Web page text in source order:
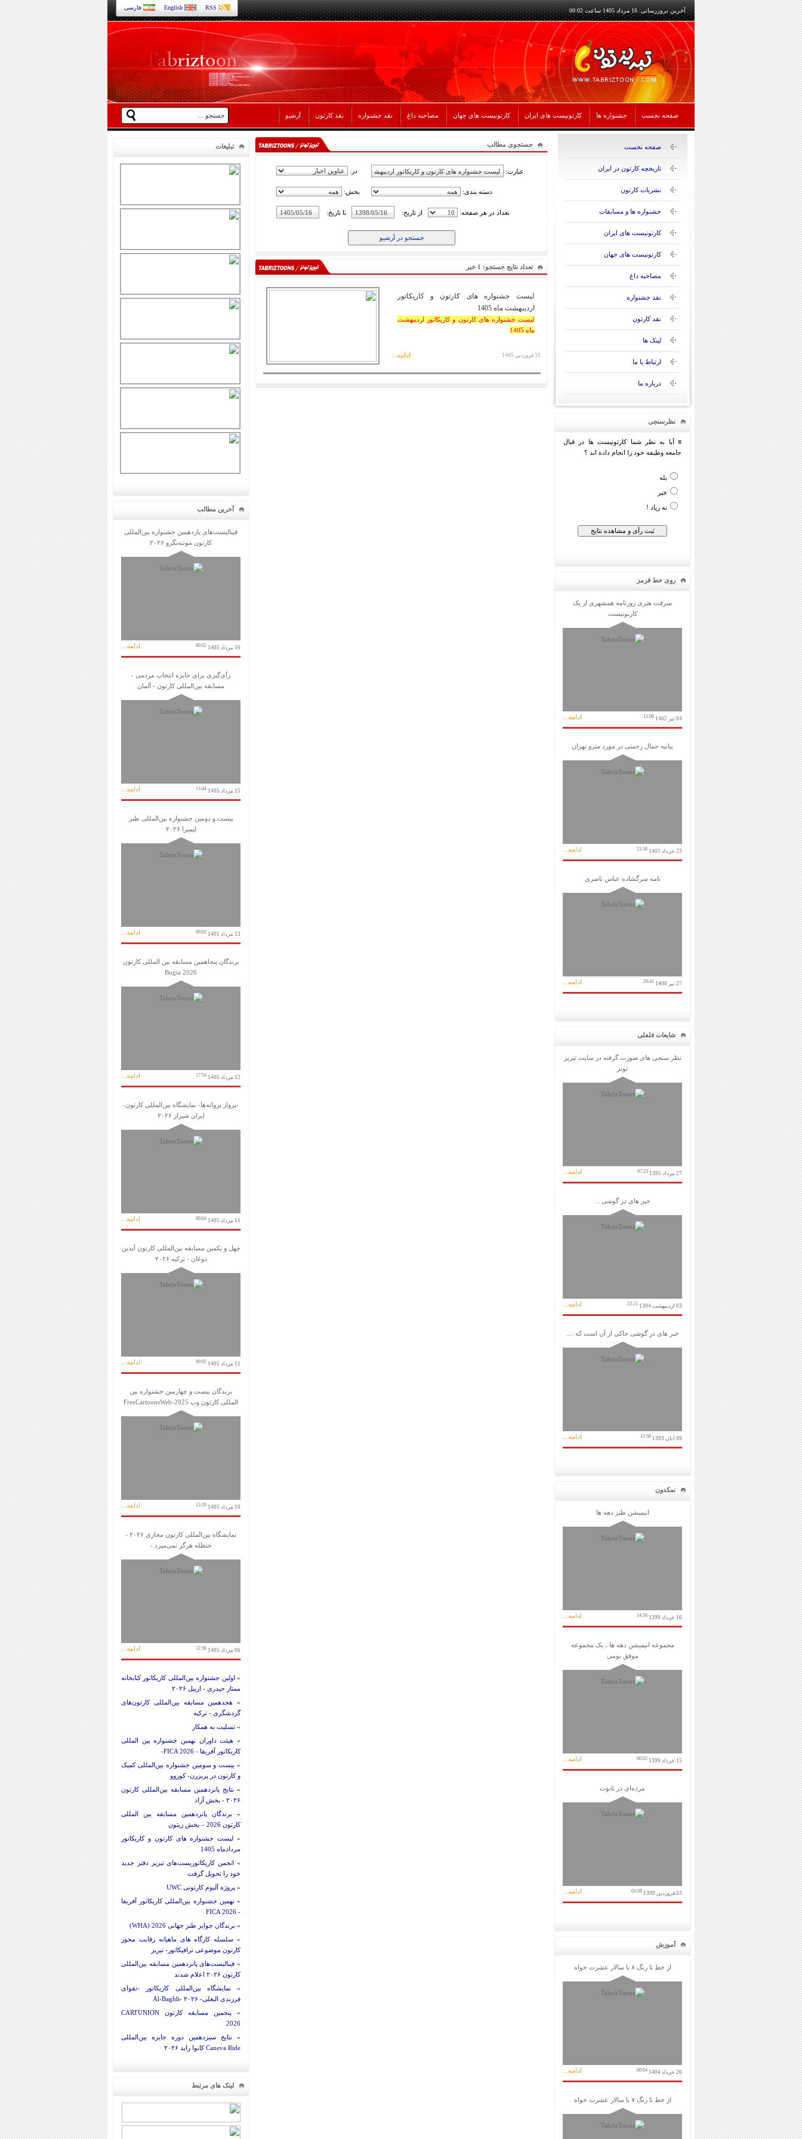
English RSS فارسی آخرین بروزرسانی: 16 مرداد 1405 ساعت 00:02
صفحه نخست جشنواره ها کارتونیست های ایران کارتونیست های جهان مصاحبه داغ نقد جشنواره نقد کارتون آرشیو
صفحه نخست
تاریخچه کارتون در ایران
نشریات کارتون
جشنواره ها و مسابقات
کارتونیست های ایران
کارتونیست های جهان
مصاحبه داغ
نقد جشنواره
نقد کارتون
لینک ها
ارتباط با ما
درباره ما
نظرسنجی
≡ آیا به نظر شما کارتونیست ها در قبال
جامعه وظیفه خود را انجام داده اند ؟
بله
خیر
نه زیاد !
روی خط قرمز
سرقت هنری روزنامه همشهری از یک
کارتونیست
04 تیر 1402 11:08 ادامه...
بیانیه جمال رحمتی در مورد مترو تهران
23 خرداد 1401 21:58 ادامه...
نامه سرگشاده عباس ناصری
27 تیر 1400 20:41 ادامه...
شایعات فلفلی
نظر سنجی های صورت گرفته در سایت تبریز
تونز
27 مرداد 1395 07:23 ادامه...
خبر های در گوشی ...
03 اردیبهشت 1394 22:21 ادامه...
خبر های در گوشی حاکی از آن است که ....
09 آبان 1393 12:58 ادامه...
نمکدون
انیمیشن طنز دهه ها
16 خرداد 1399 14:34 ادامه...
مجموعه انیمیشن دهه ها ، یک مجموعه
موفق بومی
15 خرداد 1399 00:02 ادامه...
مرده‌ای در تابوت
03 فروردین 1399 03:59 ادامه...
آموزش
از خط تا رنگ ۸ با سالار عشرت خواه
26 خرداد 1404 00:04 ادامه...
از خط تا رنگ ۷ با سالار عشرت خواه
جستجوی مطالب
عبارت: در:
دسته بندی: بخش:
تعداد در هر صفحه: از تاریخ: تا تاریخ:
تعداد نتایج جستجو: 1 خبر
لیست جشنواره های کارتون و کاریکاتور
اردیبهشت ماه 1405
لیست جشنواره های کارتون و کاریکاتور اردیبهشت
ماه 1405
10 فروردین 1405 ادامه...
تبلیغات
آخرین مطالب
فینالیست‌های یازدهمین جشنواره بین‌المللی
کارتون مونته‌نگرو ۲۰۲۶
16 مرداد 1405 00:02 ادامه...
رأی‌گیری برای جایزه انتخاب مردمی -
مسابقه بین‌المللی کارتون - آلمان
15 مرداد 1405 13:44 ادامه...
بیست و دومین جشنواره بین‌المللی طنز
لیمیرا ۲۰۲۶
13 مرداد 1405 00:02 ادامه...
برندگان پنجاهمین مسابقه بین المللی کارتون
Bugia 2026
12 مرداد 1405 17:54 ادامه...
-پرواز پروانه‌ها- نمایشگاه بین‌المللی کارتون-
ایران شیراز ۲۰۲۶
11 مرداد 1405 00:04 ادامه...
چهل و یکمین مسابقه بین‌المللی کارتون آیدین
دوغان - ترکیه ۲۰۲۶
11 مرداد 1405 00:02 ادامه...
برندگان بیست و چهارمین جشنواره بین
المللی کارتون وب FreeCartoonsWeb-2025
10 مرداد 1405 13:20 ادامه...
نمایشگاه بین‌المللی کارتون مجازی ۲۰۲۶ -
حنظله هرگز نمی‌میرد -
06 مرداد 1405 12:56 ادامه...
» اولین جشنواره بین‌المللی کاریکاتور کتابخانه
ممتاز حیدری - اربیل ۲۰۲۶
»
هجدهمین مسابقه بین‌المللی کارتون‌های
گردشگری - ترکیه
» تسلیت به همکار
» هیئت داوران نهمین جشنواره بین المللی
کاریکاتور آفریقا - FICA 2026-
» بیست و سومین جشنواره بین‌المللی کمیک
و کارتون در پریزرن- کوزوو
» نتایج پانزدهمین مسابقه بین‌المللی کارتون
۲۰۲۶ - بخش آزاد
» برندگان پانزدهمین مسابقه بین المللی
کارتون 2026 – بخش زیتون
» لیست جشنواره های کارتون و کاریکاتور
مردادماه 1405
» انجمن کاریکاتوریست‌های تبریز دفتر جدید
خود را تحویل گرفت
» پروژه آلبوم کارتونی UWC
» نهمین جشنواره بین‌المللی کاریکاتور آفریقا
- FICA 2026
» برندگان جوایز طنز جهانی 2026 (WHA)
» سلسله کارگاه های ماهیانه رقابت محور
کارتون موضوعی ترافیکاتور- تبریز
» فینالیست‌های پانزدهمین مسابقه بین‌المللی
کارتون ۲۰۲۶ اعلام شدند
» نمایشگاه بین‌المللی کاریکاتور -تقوای
فرزندی البغلی- Al-Baghli- ۲۰۲۶
»
پنجمین مسابقه کارتون CARTUNION
2026
» نتایج سیزدهمین دوره جایزه بین‌المللی
Caneva Ride کانوا راید ۲۰۲۶
لینک های مرتبط